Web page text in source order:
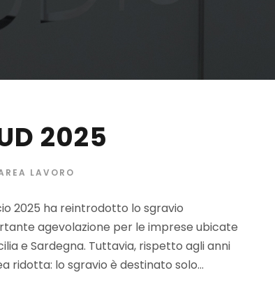
2025
LAVORO
2025 ha reintrodotto lo sgravio
agevolazione per le imprese ubicate
e Sardegna. Tuttavia, rispetto agli anni
ridotta: lo sgravio è destinato solo...